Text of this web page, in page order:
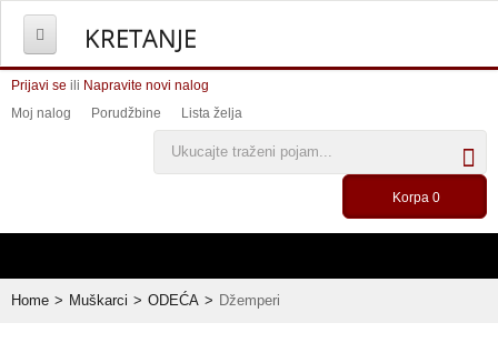
Prijavi se ili Napravite novi nalog
Moj nalog
Porudžbine Lista želja
Korpa 0
KRETANJE
HOME
AKSESOARI
Home > Muškarci > ODEĆA > Džemperi